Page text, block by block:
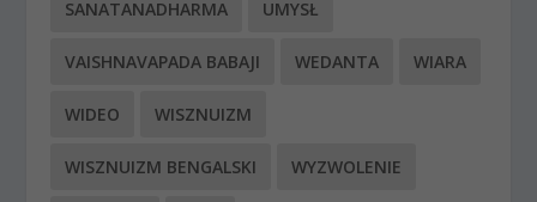
SANATANADHARMA UMYSŁ
VAISHNAVAPADA BABAJI WEDANTA WIARA
WIDEO WISZNUIZM
WISZNUIZM BENGALSKI WYZWOLENIE